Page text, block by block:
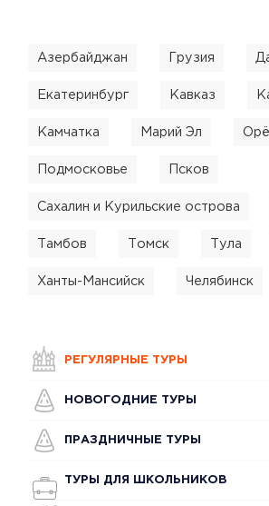
Азербайджан Грузия
Екатеринбург Кавказ
Камчатка Марий Эл
Подмосковье Псков
Сахалин и Курильские острова
Тамбов Томск Тула
Ханты-Мансийск Челябинск
РЕГУЛЯРНЫЕ ТУРЫ
НОВОГОДНИЕ ТУРЫ
ПРАЗДНИЧНЫЕ ТУРЫ
ТУРЫ ДЛЯ ШКОЛЬНИКОВ